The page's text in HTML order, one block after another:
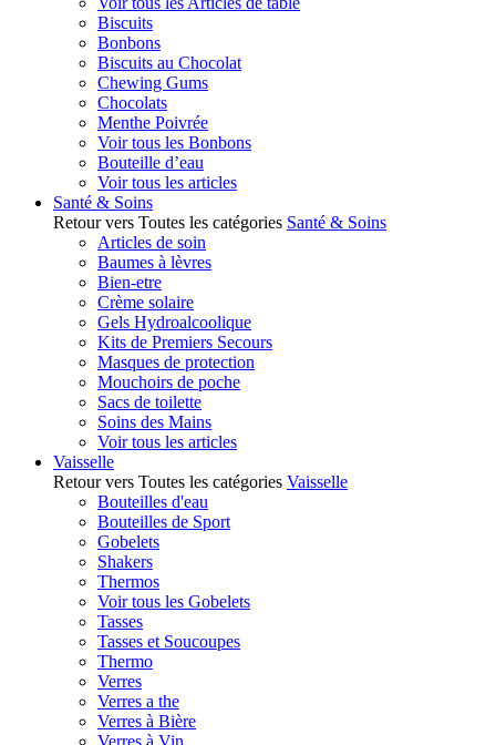
Biscuits
Bonbons
Biscuits au Chocolat
Chewing Gums
Chocolats
Menthe Poivrée
Voir tous les Bonbons
Bouteille d’eau
Voir tous les articles
Santé & Soins
Retour vers Toutes les catégories Santé & Soins
Articles de soin
Baumes à lèvres
Bien-etre
Crème solaire
Gels Hydroalcoolique
Kits de Premiers Secours
Masques de protection
Mouchoirs de poche
Sacs de toilette
Soins des Mains
Voir tous les articles
Vaisselle
Retour vers Toutes les catégories Vaisselle
Bouteilles d'eau
Bouteilles de Sport
Gobelets
Shakers
Thermos
Voir tous les Gobelets
Tasses
Tasses et Soucoupes
Thermo
Verres
Verres a the
Verres à Bière
Verres à Vin